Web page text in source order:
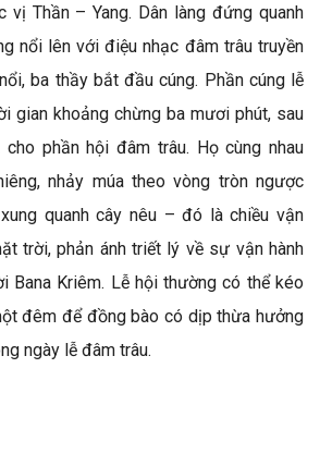
vị Thần – Yang. Dân làng đứng quanh
nổi lên với điệu nhạc đâm trâu truyền
ba thầy bắt đầu cúng. Phần cúng lễ
gian khoảng chừng ba mươi phút, sau
phần hội đâm trâu. Họ cùng nhau
nhảy múa theo vòng tròn ngược
quanh cây nêu – đó là chiều vận
trời, phản ánh triết lý về sự vận hành
Bana Kriêm. Lễ hội thường có thể kéo
đêm để đồng bào có dịp thừa hưởng
ngày lễ đâm trâu.